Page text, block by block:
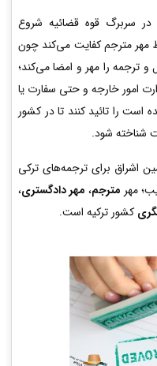
سربرگ قوه قضائیه شروع
مهر مترجم کفایت می‌کند چون
و ترجمه را مهر و امضا می‌کند؛
امور خارجه و حتی سفارت یا
را تائید کنند تا در کشور
شناخته شود.
اشراق برای ترجمه‌های ترکی
مهر مترجم، مهر دادگستری،
کشور ترکیه است.